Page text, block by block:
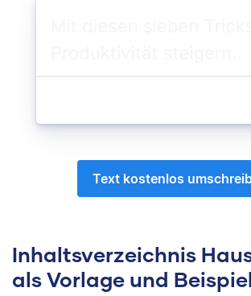
Text kostenlos
Inhaltsverzeichnis
als Vorlage und Beispiel